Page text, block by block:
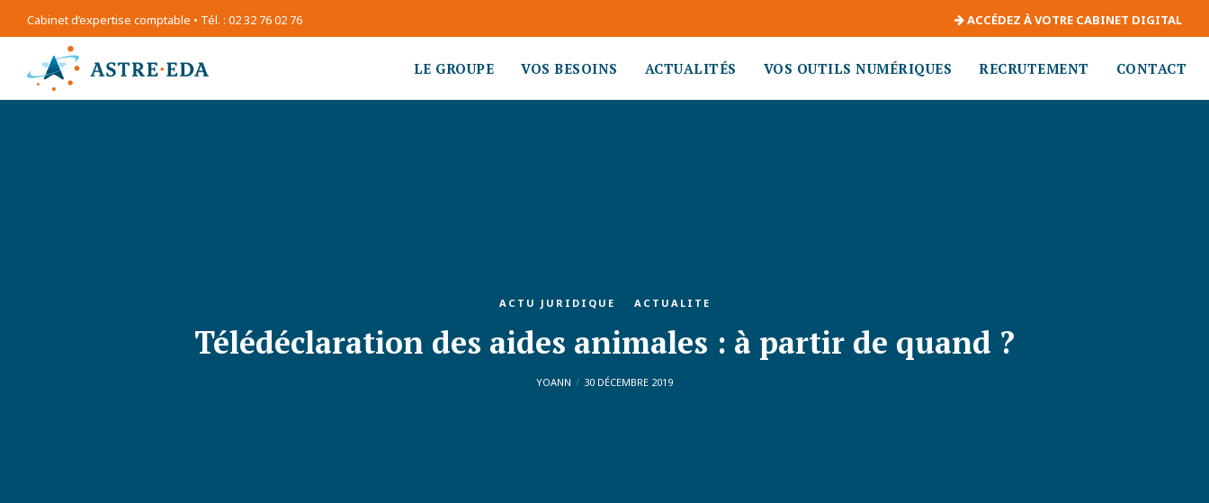
Cabinet d’expertise comptable • Tél. : 02 32 76 02 76 ACCÉDEZ À VOTRE CABINET DIGITAL
LE GROUPE VOS BESOINS ACTUALITÉS VOS OUTILS NUMÉRIQUES RECRUTEMENT CONTACT
ACTU JURIDIQUE ACTUALITE
Télédéclaration des aides animales : à partir de quand ?
YOANN 30 DÉCEMBRE 2019